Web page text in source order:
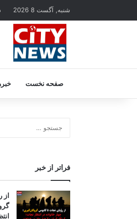
شنبه, آگست 8 2026
صفحه نخست
فراتر از خبر
از